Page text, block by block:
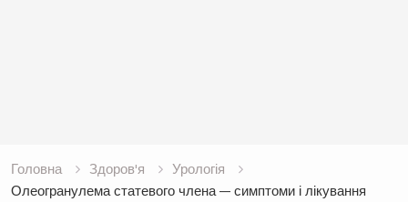
Головна Здоров'я
Урологія
Олеогранулема статевого члена — симптоми і лікування